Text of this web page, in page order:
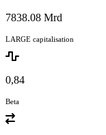
7838.08 Mrd
LARGE capitalisation
0,84
Beta